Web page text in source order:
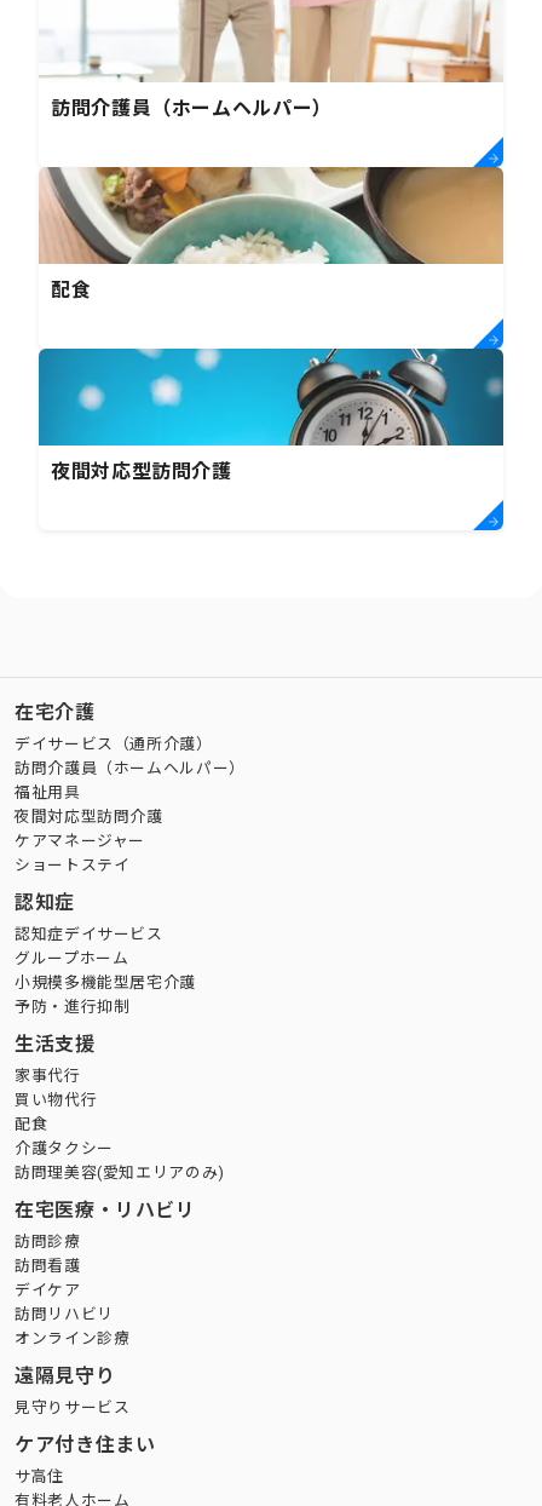
訪問介護員（ホームヘルパー）
配食
夜間対応型訪問介護
在宅介護
デイサービス（通所介護）
訪問介護員（ホームヘルパー）
福祉用具
夜間対応型訪問介護
ケアマネージャー
ショートステイ
認知症
認知症デイサービス
グループホーム
小規模多機能型居宅介護
予防・進行抑制
生活支援
家事代行
買い物代行
配食
介護タクシー
訪問理美容(愛知エリアのみ)
在宅医療・リハビリ
訪問診療
訪問看護
デイケア
訪問リハビリ
オンライン診療
遠隔見守り
見守りサービス
ケア付き住まい
サ高住
有料老人ホーム